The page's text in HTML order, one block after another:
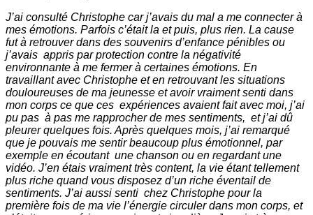
J’ai consulté Christophe car j’avais du mal a me connecter à
mes émotions. Parfois c’était la et puis, plus rien. La cause
fut à retrouver dans des souvenirs d’enfance pénibles ou
j’avais appris par protection contre la négativité
environnante à me fermer à certaines émotions. En
travaillant avec Christophe et en retrouvant les situations
douloureuses de ma jeunesse et avoir vraiment senti dans
mon corps ce que ces expériences avaient fait avec moi, j’ai
pu pas à pas me rapprocher de mes sentiments, et j’ai dû
pleurer quelques fois. Après quelques mois, j’ai remarqué
que je pouvais me sentir beaucoup plus émotionnel, par
exemple en écoutant une chanson ou en regardant une
vidéo. J’en étais vraiment très content, la vie étant tellement
plus riche quand vous disposez d’un riche éventail de
sentiments. J’ai aussi senti chez Christophe pour la
première fois de ma vie l’énergie circuler dans mon corps, et